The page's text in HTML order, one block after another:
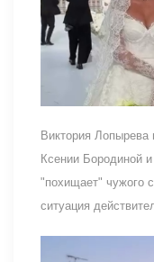
Виктория
Ксении Бородиной
"похищает" чужого
ситуация